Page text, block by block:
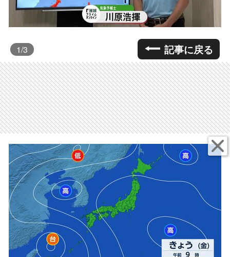
1/3 記事に戻る